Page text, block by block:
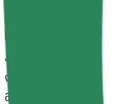
კომფორტი
დიდი მანქანები მეტი სივრცით
მგზავრობის სავარაუდო დრო